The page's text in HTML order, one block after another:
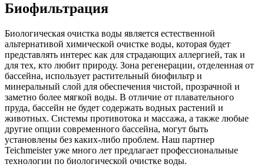
Биофильтрация
Биологическая очистка воды является естественной
альтернативой химической очистке воды, которая будет
представлять интерес как для страдающих аллергией, так и
для тех, кто любит природу. Зона регенерации, отделенная от
бассейна, использует растительный биофильтр и
минеральный слой для обеспечения чистой, прозрачной и
заметно более мягкой воды. В отличие от плавательного
пруда, бассейн не будет содержать водных растений и
животных. Системы противотока и массажа, а также любые
другие опции современного бассейна, могут быть
установлены без каких-либо проблем. Наш партнер
Teichmeister уже много лет предлагает профессиональные
технологии по биологической очистке воды.